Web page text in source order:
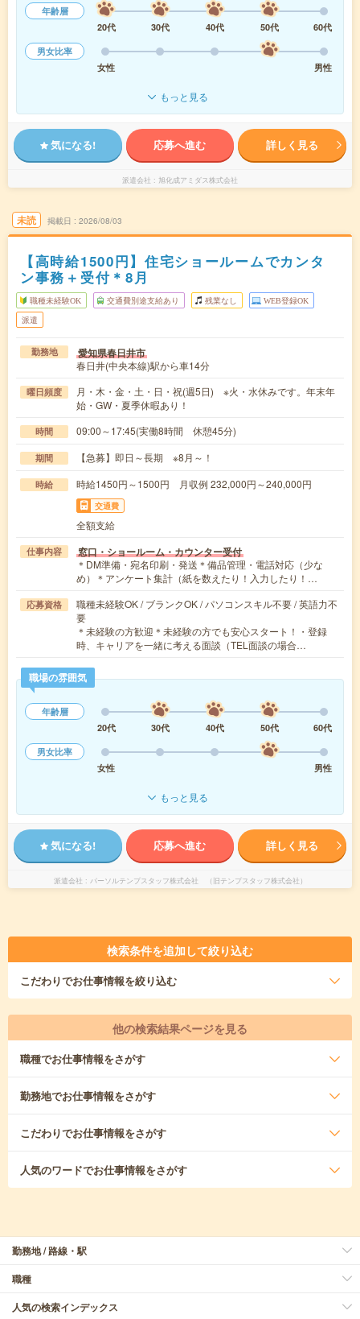
年齢層
20代
30代 40代 50代
60代
男女比率
女性
男性
もっと見る
気になる! 応募へ進む 詳しく見る
派遣会社 旭化成アミダス株式会社
未読 掲載日 2026/08/03
【高時給1500円】住宅ショールームでカンタ
ン事務＋受付＊8月
職種未経験OK 交通費別途支給あり 残業なし WEB登録OK
派遣
勤務地 愛知県春日井市
春日井(中央本線)駅から車14分
曜日頻度
月・木・金・土・日・祝(週5日) ※火・水休みです。年末年
始・GW・夏季休暇あり！
時間 09:00～17:45(実働8時間 休憩45分)
期間 【急募】即日～長期 ※8月～！
時給 時給1450円～1500円 月収例 232,000円～240,000円
交通費
全額支給
仕事内容 窓口・ショールーム・カウンター受付
＊DM準備・宛名印刷・発送＊備品管理・電話対応（少な
め）＊アンケート集計（紙を数えたり！入力したり！…
応募資格
職種未経験OK / ブランクOK / パソコンスキル不要 / 英語力不
要
＊未経験の方歓迎＊未経験の方でも安心スタート！・登録
時、キャリアを一緒に考える面談（TEL面談の場合…
職場の雰囲気
年齢層
20代
30代 40代 50代
60代
男女比率
女性
男性
もっと見る
気になる! 応募へ進む 詳しく見る
派遣会社 パーソルテンプスタッフ株式会社 （旧テンプスタッフ株式会社）
検索条件を追加して絞り込む
こだわりでお仕事情報を絞り込む
他の検索結果ページを見る
職種でお仕事情報をさがす
勤務地でお仕事情報をさがす
こだわりでお仕事情報をさがす
人気のワードでお仕事情報をさがす
勤務地 / 路線・駅
職種
人気の検索インデックス